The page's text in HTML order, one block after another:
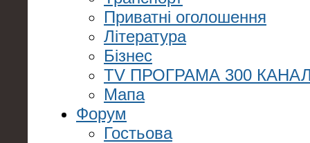
Приватні оголошення
Література
Бізнес
TV ПРОГРАМА 300
Мапа
Форум
Гостьова